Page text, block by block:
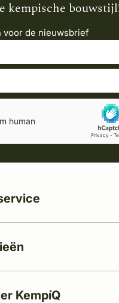
kempische
voor de nieuwsbrief
KempíQ